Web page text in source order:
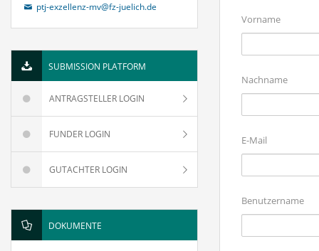
ptj-exzellenz-mv@fz-juelich.de
SUBMISSION PLATFORM
ANTRAGSTELLER LOGIN
FUNDER LOGIN
GUTACHTER LOGIN
DOKUMENTE
Vorname
Nachname
E-Mail
Benutzername